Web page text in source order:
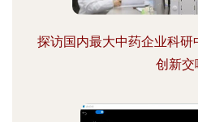
探访国内最大中药企业科
创新交